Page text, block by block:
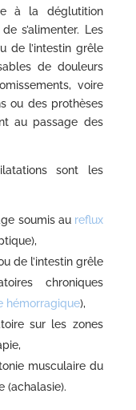
à la déglutition
s’alimenter. Les
de l’intestin grêle
de douleurs
voire
ou des prothèses
au passage des
sont les
soumis au reflux
de l’intestin grêle
chroniques
hémorragique),
sur les zones
musculaire du
(achalasie).